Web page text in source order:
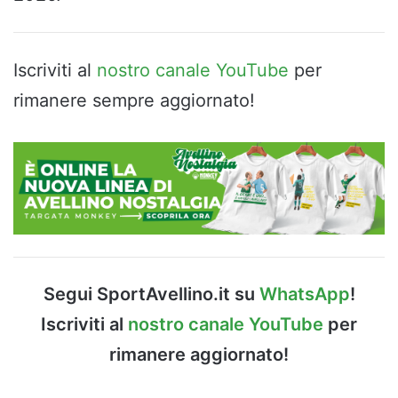
Iscriviti al nostro canale YouTube per
rimanere sempre aggiornato!
Segui SportAvellino.it su WhatsApp!
Iscriviti al nostro canale YouTube per
rimanere aggiornato!